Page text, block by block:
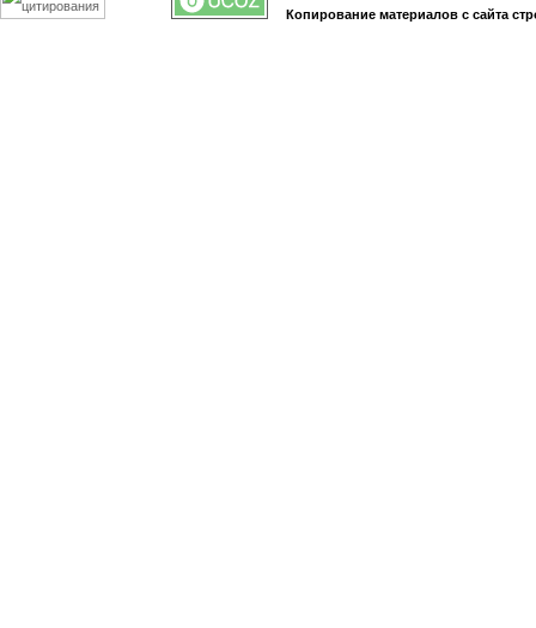
Копирование материалов с сайта